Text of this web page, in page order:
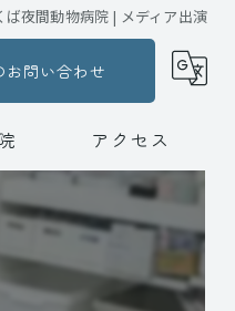
夜間動物病院 | メディア出演
お問い合わせ
アクセス
戸夜間動物救急センター